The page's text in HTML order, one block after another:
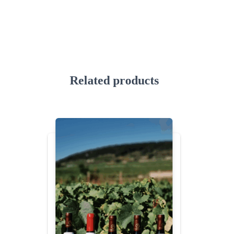
Related products